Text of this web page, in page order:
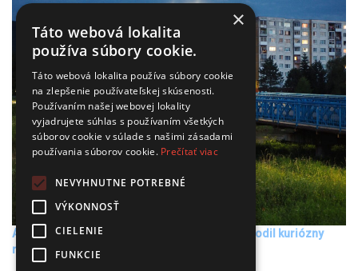
Ako vyšachovať developera? Vo Svidníku sa zrodil kuriózny
nápad stavať svojpomocne.
×
Táto webová lokalita
používa súbory cookie.
Táto webová lokalita používa súbory cookie
na zlepšenie používateľskej skúsenosti.
Používaním našej webovej lokality
vyjadrujete súhlas s používaním všetkých
súborov cookie v súlade s našimi zásadami
používania súborov cookie. Prečítať viac
NEVYHNUTNE POTREBNÉ
VÝKONNOSŤ
CIELENIE
FUNKCIE